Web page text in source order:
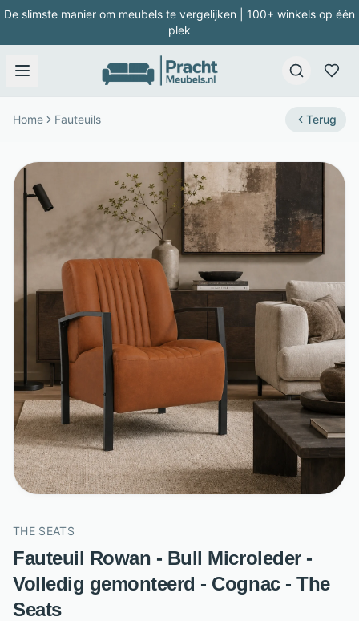
De slimste manier om meubels te vergelijken | 100+ winkels op één
plek
Home Fauteuils Terug
THE SEATS
Fauteuil Rowan - Bull Microleder -
Volledig gemonteerd - Cognac - The
Seats